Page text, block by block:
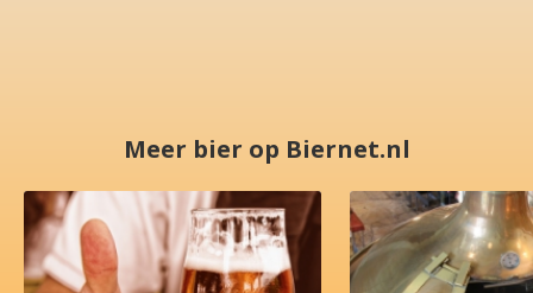
Meer bier op Biernet.nl